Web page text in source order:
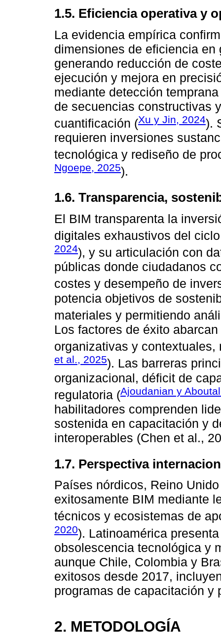
1.5. Eficiencia operativa y
La evidencia empírica
dimensiones de eficiencia
generando reducción de
ejecución y mejora en
mediante detección
de secuencias constructivas
cuantificación (Xu y Jin, 2024).
requieren inversiones
tecnológica y rediseño de
Ngoepe, 2025).
1.6. Transparencia,
El BIM transparenta la
digitales exhaustivos del
2024), y su articulación con
públicas donde ciudadanos
costes y desempeño de
potencia objetivos de
materiales y permitiendo
Los factores de éxito
organizativas y
et al., 2025). Las barreras
organizacional, déficit de
regulatoria (Ajoudanian y
habilitadores comprenden
sostenida en capacitación y
interoperables (Chen et al.,
1.7. Perspectiva
Países nórdicos, Reino
exitosamente BIM mediante
técnicos y ecosistemas de
2020). Latinoamérica
obsolescencia tecnológica y
aunque Chile, Colombia y
exitosos desde 2017,
programas de capacitación y
2. METODOLOGÍA